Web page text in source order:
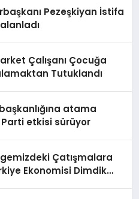
Pezeşkiyan İstifa
Çalışanı Çocuğa
Tutuklandı
başkanlığına atama
Parti etkisi sürüyor
Çatışmalara
Ekonomisi Dimdik